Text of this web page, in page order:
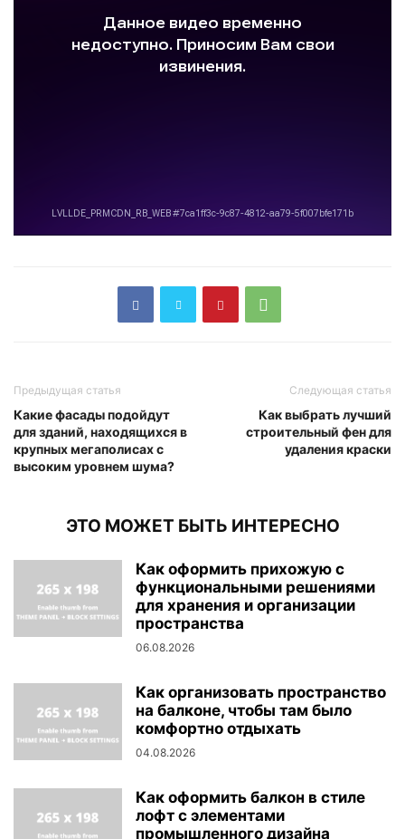
Предыдущая статья
Какие фасады подойдут
для зданий, находящихся в
крупных мегаполисах с
высоким уровнем шума?
Следующая статья
Как выбрать лучший
строительный фен для
удаления краски
ЭТО МОЖЕТ БЫТЬ ИНТЕРЕСНО
Как оформить прихожую с
функциональными решениями
для хранения и организации
пространства
06.08.2026
Как организовать пространство
на балконе, чтобы там было
комфортно отдыхать
04.08.2026
Как оформить балкон в стиле
лофт с элементами
промышленного дизайна